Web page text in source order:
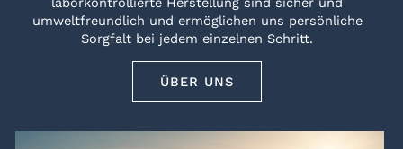
umweltfreundlich und ermöglichen uns persönliche
Sorgfalt bei jedem einzelnen Schritt.
ÜBER UNS